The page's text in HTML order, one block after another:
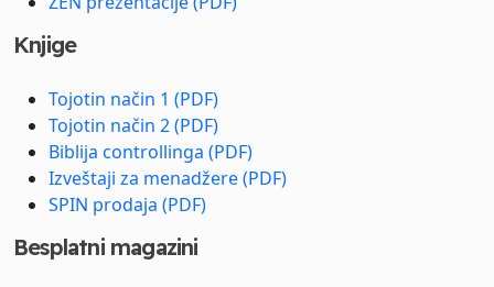
Knjige
Tojotin način 1 (PDF)
Tojotin način 2 (PDF)
Biblija controllinga (PDF)
Izveštaji za menadžere (PDF)
SPIN prodaja (PDF)
Besplatni magazini